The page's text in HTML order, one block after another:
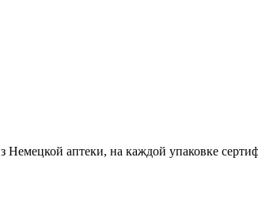
Немецкой аптеки, на каждой упаковке